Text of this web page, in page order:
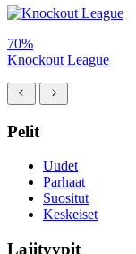
70%
Knockout League
Pelit
Uudet
Parhaat
Suositut
Keskeiset
Lajityypit